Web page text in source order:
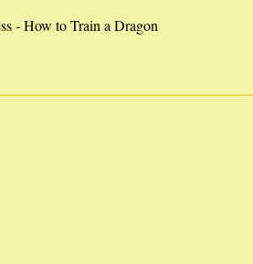
- How to Train a Dragon